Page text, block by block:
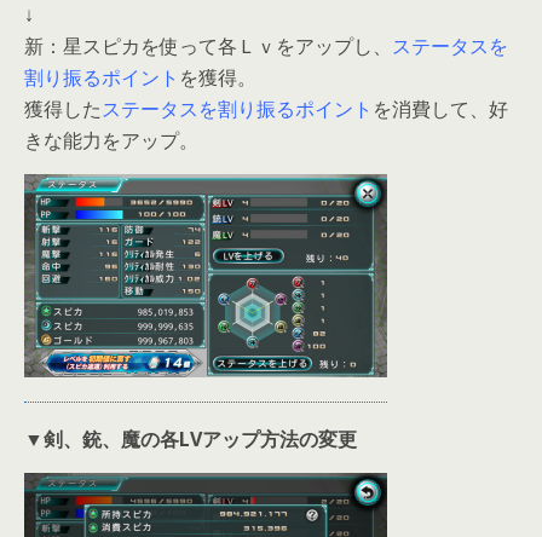
↓
新：星スピカを使って各Ｌｖをアップし、 ステータスを
割り振るポイント を獲得。
獲得したステータスを割り振るポイント を消費して、好
きな能力をアップ。
▼剣、銃、魔の各LVアップ方法の変更